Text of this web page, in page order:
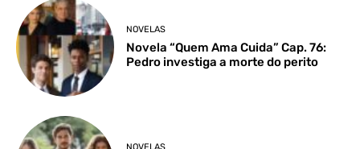
NOVELAS
Novela “Quem Ama Cuida” Cap. 76:
Pedro investiga a morte do perito